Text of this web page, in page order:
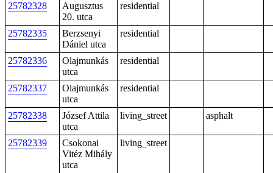
25782328
Augusztus
20. utca
residential
25782335
Berzsenyi
Dániel utca
residential
25782336
Olajmunkás
utca
residential
25782337
Olajmunkás
utca
residential
25782338
József Attila
utca
living_street asphalt
25782339
Csokonai
Vitéz Mihály
utca
living_street